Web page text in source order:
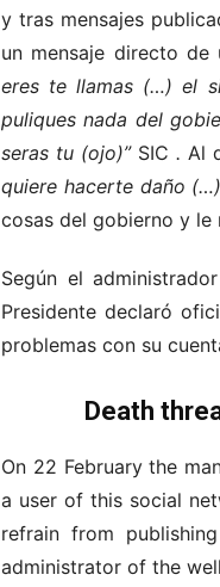
y tras mensajes
un mensaje directo de
eres te llamas (…) el
puliques nada del
seras tu (ojo)”SIC . Al
quiere hacerte daño
cosas del gobierno y le
Según el
Presidente declaró
problemas con su
Death
On 22 February the
a user of this social
refrain from
administrator of the